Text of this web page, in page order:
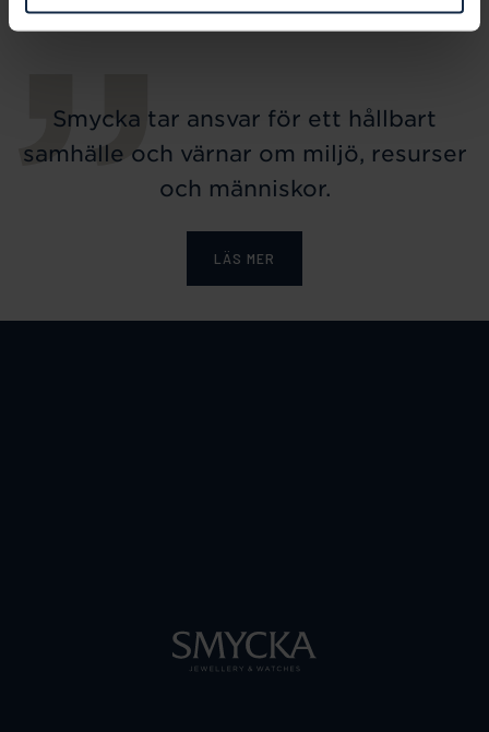
Pris:349 kr
349 kr
Smycka tar ansvar för ett hållbart
samhälle och värnar om miljö, resurser
och människor.
LÄS MER